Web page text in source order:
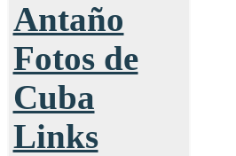
Antaño
Fotos de
Cuba
Links